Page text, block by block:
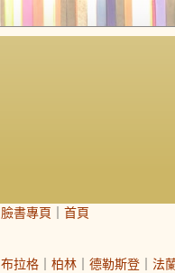
臉書專頁 ｜ 首頁
布拉格 ｜ 柏林 ｜ 德勒斯登 ｜ 法